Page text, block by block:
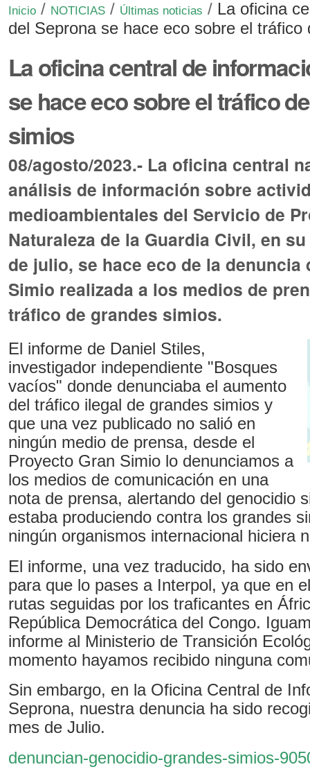
Inicio / NOTICIAS / Últimas noticias / La oficina
del Seprona se hace eco sobre el tráfico
La oficina central de
se hace eco sobre el tráfico
simios
08/agosto/2023.- La oficina central
análisis de información sobre
medioambientales del Servicio de
Naturaleza de la Guardia Civil, en
de julio, se hace eco de la denuncia
Simio realizada a los medios de
tráfico de grandes simios.
El informe de Daniel Stiles,
investigador independiente "Bosques
vacíos" donde denunciaba el aumento
del tráfico ilegal de grandes simios y
que una vez publicado no salió en
ningún medio de prensa, desde el
Proyecto Gran Simio lo denunciamos a
los medios de comunicación en una
nota de prensa, alertando del genocidio
estaba produciendo contra los grandes
ningún organismos internacional hiciera
El informe, una vez traducido, ha sido
para que lo pases a Interpol, ya que en
rutas seguidas por los traficantes en
República Democrática del Congo.
informe al Ministerio de Transición
momento hayamos recibido ninguna
Sin embargo, en la Oficina Central de
Seprona, nuestra denuncia ha sido
mes de Julio.
denuncian-genocidio-grandes-simios-